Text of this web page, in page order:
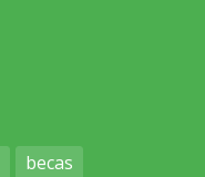
becas